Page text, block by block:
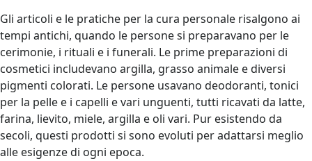
Gli articoli e le pratiche per la cura personale risalgono ai
tempi antichi, quando le persone si preparavano per le
cerimonie, i rituali e i funerali. Le prime preparazioni di
cosmetici includevano argilla, grasso animale e diversi
pigmenti colorati. Le persone usavano deodoranti, tonici
per la pelle e i capelli e vari unguenti, tutti ricavati da latte,
farina, lievito, miele, argilla e oli vari. Pur esistendo da
secoli, questi prodotti si sono evoluti per adattarsi meglio
alle esigenze di ogni epoca.